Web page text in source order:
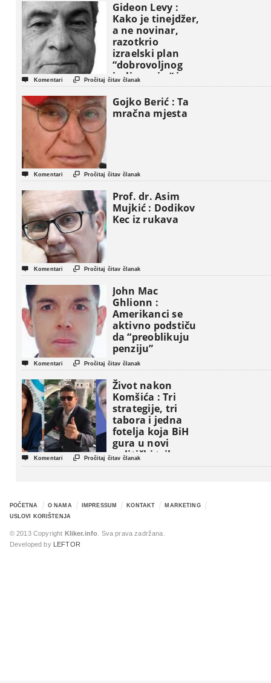
Gideon Levy :
Kako je tinejdžer,
a ne novinar,
razotkrio
izraelski plan
“dobrovoljnog
iseljavanja ” iz
Gaze
 Komentari  Pročitaj čitav članak
Gojko Berić : Ta
mračna mjesta
 Komentari  Pročitaj čitav članak
Prof. dr. Asim
Mujkić : Dodikov
Kec iz rukava
 Komentari  Pročitaj čitav članak
John Mac
Ghlionn :
Amerikanci se
aktivno podstiču
da “preoblikuju
penziju”
 Komentari  Pročitaj čitav članak
Život nakon
Komšića : Tri
strategije, tri
tabora i jedna
fotelja koja BiH
gura u novi
politički triler
 Komentari  Pročitaj čitav članak
POČETNA O NAMA IMPRESSUM KONTAKT
MARKETING
USLOVI KORIŠTENJA
© 2013 Copyright Kliker.info . Sva prava zadržana.
Developed by
LEFTOR